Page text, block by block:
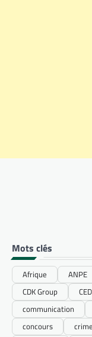
Mots clés
Afrique ANPE
CDK Group
communication
concours
crime